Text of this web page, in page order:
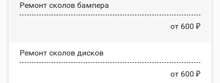
Ремонт сколов бампера
от 600 ₽
Ремонт сколов дисков
от 600 ₽